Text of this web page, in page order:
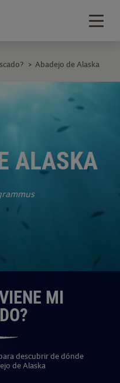
ALASKA
MI
descubrir de dónde
de Alaska
> Abadejo de Alaska